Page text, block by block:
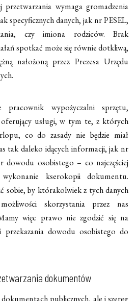
wymaga gromadzenia
specyficznych danych, jak nr PESEL,
czy imiona rodziców. Brak
spotkać może się równie dotkliwą,
nałożoną przez Prezesa Urzędu
pracownik wypożyczalni sprzętu,
usługi, w tym te, z których
co do zasady nie będzie miał
tak daleko idących informacji, jak nr
dowodu osobistego – co najczęściej
kserokopii dokumentu.
sobie, by którakolwiek z tych danych
skorzystania przez nas
więc prawo nie zgodzić się na
przekazania dowodu osobistego do
dokumentów
publicznych, ale i szereg